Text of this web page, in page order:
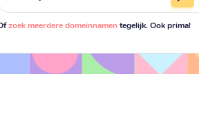
zoek meerdere domeinnamentegelijk. Ook prima!